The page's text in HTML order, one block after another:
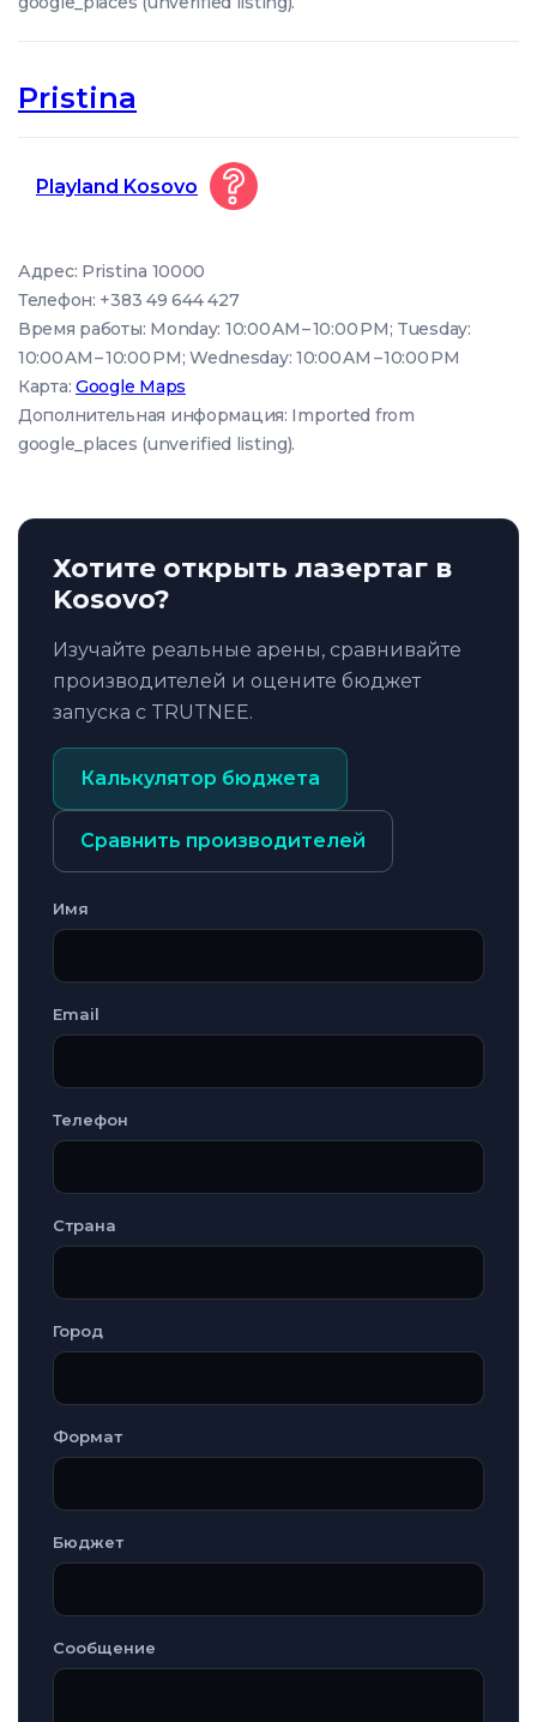
Pristina
Playland Kosovo
Адрес: Pristina 10000
Телефон: +383 49 644 427
Время работы: Monday: 10:00 AM – 10:00 PM; Tuesday:
10:00 AM – 10:00 PM; Wednesday: 10:00 AM – 10:00 PM
Карта:Google Maps
Дополнительная информация: Imported from
google_places (unverified listing).
Хотите открыть лазертаг в
Kosovo?
Изучайте реальные арены, сравнивайте
производителей и оцените бюджет
запуска с TRUTNEE.
Калькулятор бюджета
Сравнить производителей
Имя
Email
Телефон
Страна
Город
Формат
Бюджет
Сообщение